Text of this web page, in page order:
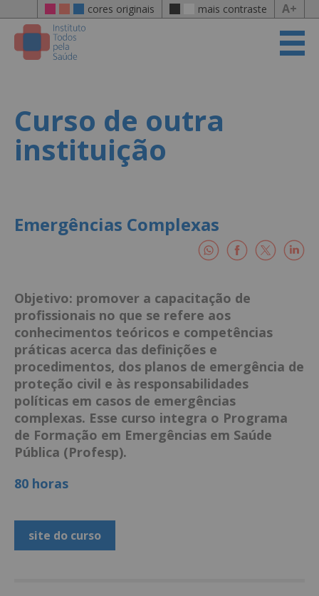
cores originais mais contraste A+
Curso de outra
instituição
Emergências Complexas
Objetivo: promover a capacitação de
profissionais no que se refere aos
conhecimentos teóricos e competências
práticas acerca das definições e
procedimentos, dos planos de emergência de
proteção civil e às responsabilidades
políticas em casos de emergências
complexas. Esse curso integra o Programa
de Formação em Emergências em Saúde
Pública (Profesp).
80 horas
site do curso